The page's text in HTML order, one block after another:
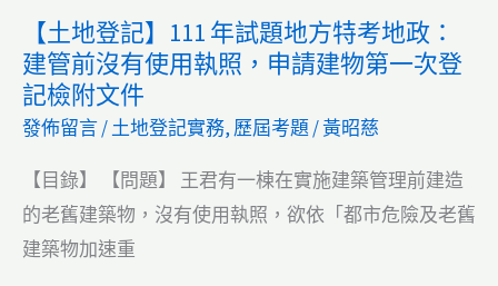
v.s.
預
告
登
銷
登
地
登
記
規
則
時
效
111
年
試
題
地
方
特
【土地登記】111 年試題地方特考地政：
建管前沒有使用執照，申請建物第一次登
記檢附文件
發佈留言/土地登記實務, 歷屆考題 /黃昭慈
【目錄】 【問題】 王君有一棟在實施建築管理前建造
的老舊建築物，沒有使用執照，欲依「都市危險及老舊
建築物加速重